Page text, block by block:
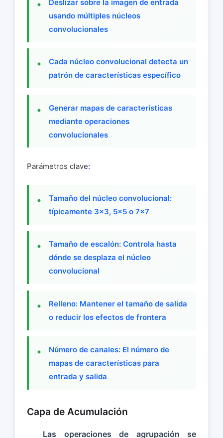
Deslizar sobre la imagen de entrada
usando múltiples núcleos
convolucionales
Cada núcleo convolucional detecta un
patrón de características específico
Generar mapas de características
mediante operaciones
convolucionales
Parámetros clave:
Tamaño del núcleo convolucional:
típicamente 3×3, 5×5 o 7×7
Tamaño de escalón: Controla hasta
dónde se desplaza el núcleo
convolucional
Relleno: Mantener el tamaño de salida
o reducir los efectos de frontera
Número de canales: El número de
mapas de características para
entrada y salida
Capa de Acumulación
Las operaciones de agrupación se